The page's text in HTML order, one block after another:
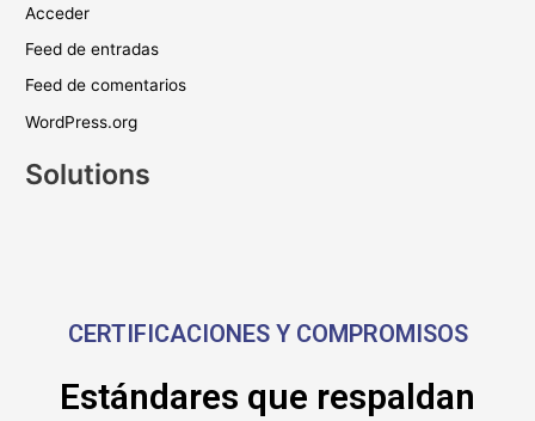
Acceder
Feed de entradas
Feed de comentarios
WordPress.org
Solutions
CERTIFICACIONES Y COMPROMISOS
Estándares que respaldan